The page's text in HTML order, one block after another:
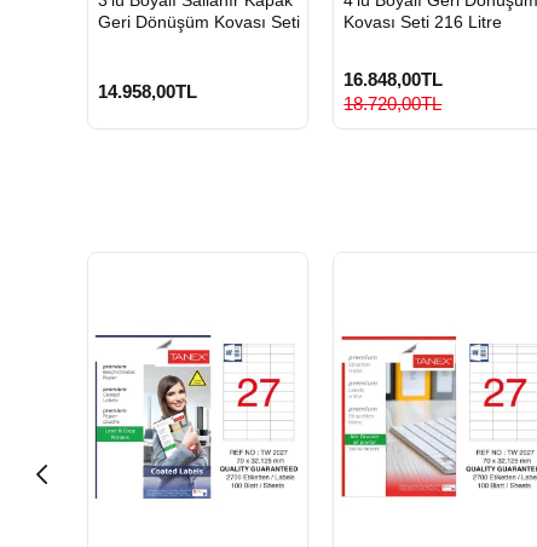
Geri Dönüşüm Kovası Seti
14.958,00TL
Kovası Seti 216 Litre
16.848,00TL
18.720,00TL